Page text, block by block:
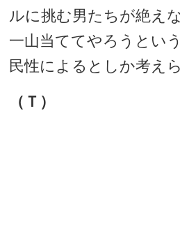
ルに挑む男たちが絶え
一山当ててやろうとい
民性によるとしか考え
（Ｔ）